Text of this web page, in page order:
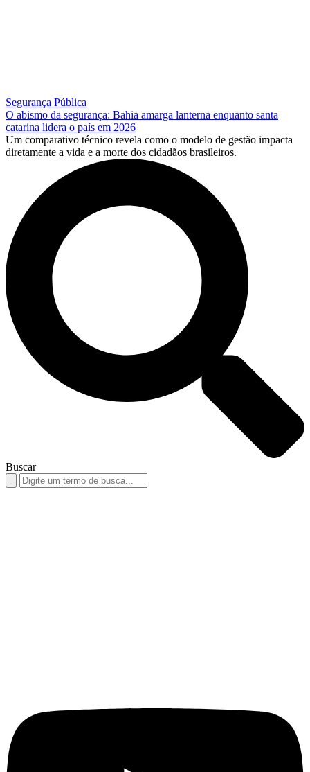
Segurança Pública
O abismo da segurança: Bahia amarga lanterna enquanto santa
catarina lidera o país em 2026
Um comparativo técnico revela como o modelo de gestão impacta
diretamente a vida e a morte dos cidadãos brasileiros.
Buscar
Search
for: